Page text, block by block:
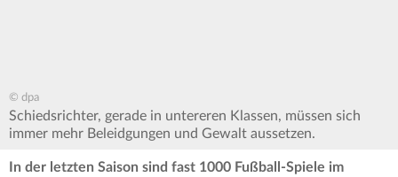
© dpa
Schiedsrichter, gerade in untereren Klassen, müssen sich
immer mehr Beleidgungen und Gewalt aussetzen.
In der letzten Saison sind fast 1000 Fußball-Spiele im